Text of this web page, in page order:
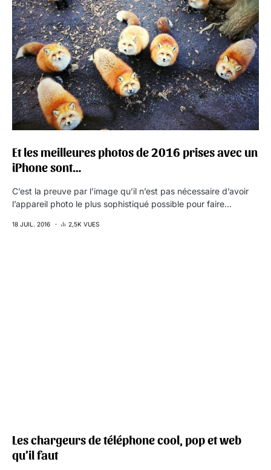
Et les meilleures photos de 2016 prises avec un
iPhone sont…
C’est la preuve par l’image qu’il n’est pas nécessaire d’avoir
l’appareil photo le plus sophistiqué possible pour faire…
18 JUIL. 2016 2,5K VUES
Les chargeurs de téléphone cool, pop et web
qu’il faut